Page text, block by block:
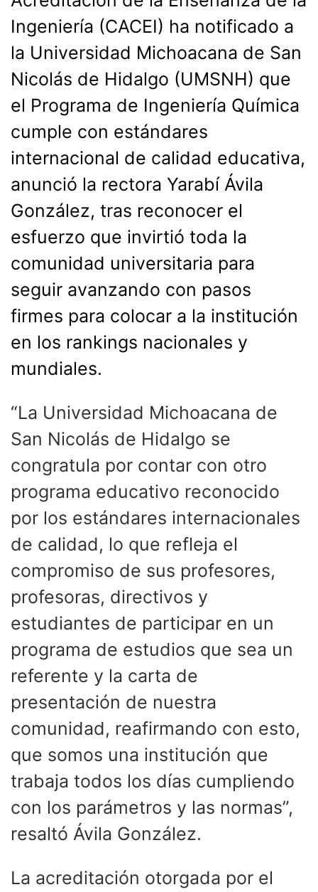
Ingeniería (CACEI) ha notificado a
la Universidad Michoacana de San
Nicolás de Hidalgo (UMSNH) que
el Programa de Ingeniería Química
cumple con estándares
internacional de calidad educativa,
anunció la rectora Yarabí Ávila
González, tras reconocer el
esfuerzo que invirtió toda la
comunidad universitaria para
seguir avanzando con pasos
firmes para colocar a la institución
en los rankings nacionales y
mundiales.
“La Universidad Michoacana de
San Nicolás de Hidalgo se
congratula por contar con otro
programa educativo reconocido
por los estándares internacionales
de calidad, lo que refleja el
compromiso de sus profesores,
profesoras, directivos y
estudiantes de participar en un
programa de estudios que sea un
referente y la carta de
presentación de nuestra
comunidad, reafirmando con esto,
que somos una institución que
trabaja todos los días cumpliendo
con los parámetros y las normas”,
resaltó Ávila González.
La acreditación otorgada por el